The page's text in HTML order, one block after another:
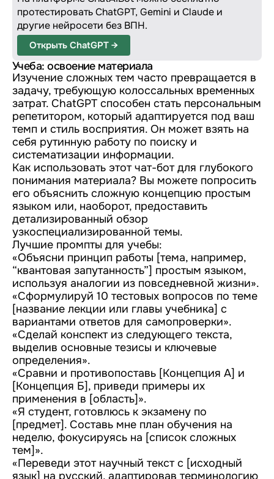
протестировать ChatGPT, Gemini и Claude и
другие нейросети без ВПН.
Открыть ChatGPT →
Учеба: освоение материала
Изучение сложных тем часто превращается в
задачу, требующую колоссальных временных
затрат. ChatGPT способен стать персональным
репетитором, который адаптируется под ваш
темп и стиль восприятия. Он может взять на
себя рутинную работу по поиску и
систематизации информации.
Как использовать этот чат-бот для глубокого
понимания материала? Вы можете попросить
его объяснить сложную концепцию простым
языком или, наоборот, предоставить
детализированный обзор
узкоспециализированной темы.
Лучшие промпты для учебы:
«Объясни принцип работы [тема, например,
“квантовая запутанность”] простым языком,
используя аналогии из повседневной жизни».
«Сформулируй 10 тестовых вопросов по теме
[название лекции или главы учебника] с
вариантами ответов для самопроверки».
«Сделай конспект из следующего текста,
выделив основные тезисы и ключевые
определения».
«Сравни и противопоставь [Концепция А] и
[Концепция Б], приведи примеры их
применения в [область]».
«Я студент, готовлюсь к экзамену по
[предмет]. Составь мне план обучения на
неделю, фокусируясь на [список сложных
тем]».
«Переведи этот научный текст с [исходный
язык] на русский, адаптировав терминологию